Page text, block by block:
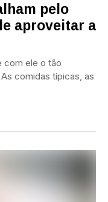
pelo
aproveitar a
com ele o tão
comidas típicas, as